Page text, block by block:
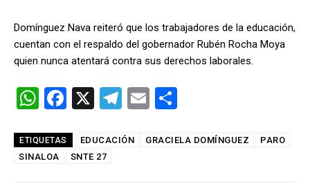
Domínguez Nava reiteró que los trabajadores de la educación,
cuentan con el respaldo del gobernador Rubén Rocha Moya
quien nunca atentará contra sus derechos laborales.
W
at
s
F
ce
b
X
T
e
E
ail m
ETIQUETAS EDUCACIÓN GRACIELA DOMÍNGUEZ
PARO
SINALOA
SNTE 27